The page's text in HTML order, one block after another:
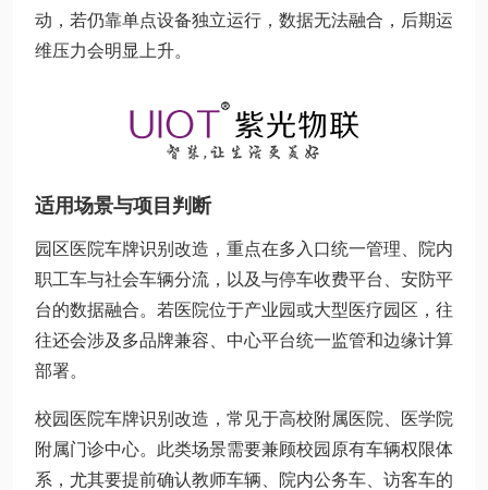
动，若仍靠单点设备独立运行，数据无法融合，后期运
维压力会明显上升。
适用场景与项目判断
园区医院车牌识别改造，重点在多入口统一管理、院内
职工车与社会车辆分流，以及与停车收费平台、安防平
台的数据融合。若医院位于产业园或大型医疗园区，往
往还会涉及多品牌兼容、中心平台统一监管和边缘计算
部署。
校园医院车牌识别改造，常见于高校附属医院、医学院
附属门诊中心。此类场景需要兼顾校园原有车辆权限体
系，尤其要提前确认教师车辆、院内公务车、访客车的